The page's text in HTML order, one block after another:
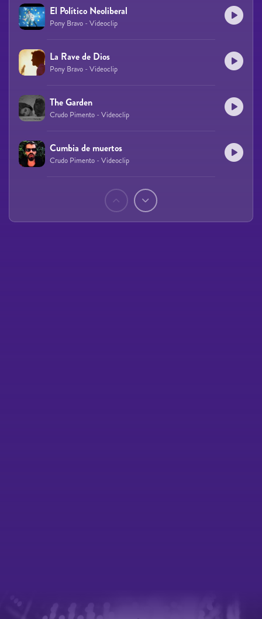
El Político Neoliberal
Pony Bravo - Videoclip
La Rave de Dios
Pony Bravo - Videoclip
The Garden
Crudo Pimento - Videoclip
Cumbia de muertos
Crudo Pimento - Videoclip